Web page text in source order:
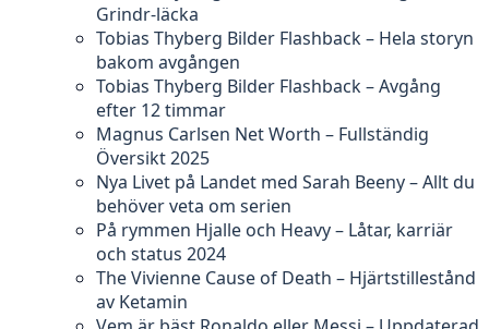
Grindr-läcka
Tobias Thyberg Bilder Flashback – Hela storyn
bakom avgången
Tobias Thyberg Bilder Flashback – Avgång
efter 12 timmar
Magnus Carlsen Net Worth – Fullständig
Översikt 2025
Nya Livet på Landet med Sarah Beeny – Allt du
behöver veta om serien
På rymmen Hjalle och Heavy – Låtar, karriär
och status 2024
The Vivienne Cause of Death – Hjärtstillestånd
av Ketamin